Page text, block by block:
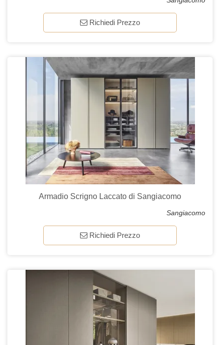
Richiedi Prezzo
Armadio Scrigno Laccato di Sangiacomo
Sangiacomo
Richiedi Prezzo